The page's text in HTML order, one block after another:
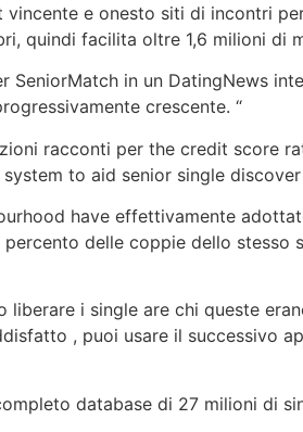
e onesto siti di incontri
quindi facilita oltre 1,6 milioni di
SeniorMatch in un DatingNews
crescente. “
racconti per the credit score
to aid senior single
have effettivamente
delle coppie dello stesso
i single are chi queste
, puoi usare il successivo
database di 27 milioni di